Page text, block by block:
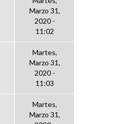
Marzo 31,
2020 -
11:02
Martes,
Marzo 31,
2020 -
11:03
Martes,
Marzo 31,